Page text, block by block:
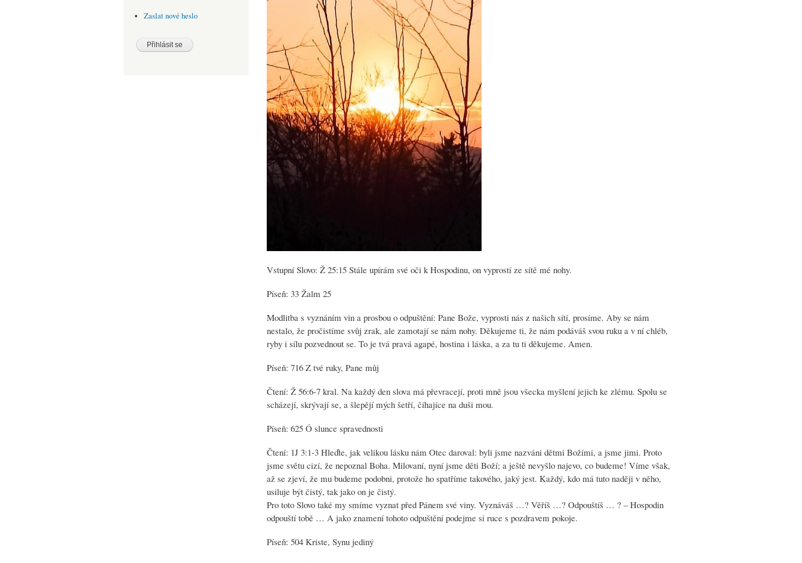
Zaslat nové heslo
Vstupní Slovo: Ž 25:15 Stále upírám své oči k Hospodinu, on vyprostí ze sítě mé nohy.
Píseň: 33 Žalm 25
Modlitba s vyznáním vin a prosbou o odpuštění: Pane Bože, vyprosti nás z našich sítí, prosíme. Aby se nám
nestalo, že pročistíme svůj zrak, ale zamotají se nám nohy. Děkujeme ti, že nám podáváš svou ruku a v ní chléb,
ryby i sílu pozvednout se. To je tvá pravá agapé, hostina i láska, a za tu ti děkujeme. Amen.
Píseň: 716 Z tvé ruky, Pane můj
Čtení: Ž 56:6-7 kral. Na každý den slova má převracejí, proti mně jsou všecka myšlení jejich ke zlému. Spolu se
scházejí, skrývají se, a šlepějí mých šetří, číhajíce na duši mou.
Píseň: 625 Ó slunce spravednosti
Čtení: 1J 3:1-3 Hleďte, jak velikou lásku nám Otec daroval: byli jsme nazváni dětmi Božími, a jsme jimi. Proto
jsme světu cizí, že nepoznal Boha. Milovaní, nyní jsme děti Boží; a ještě nevyšlo najevo, co budeme! Víme však,
až se zjeví, že mu budeme podobni, protože ho spatříme takového, jaký jest. Každý, kdo má tuto naději v něho,
usiluje být čistý, tak jako on je čistý.
Pro toto Slovo také my smíme vyznat před Pánem své viny. Vyznáváš …? Věříš …? Odpouštíš … ? – Hospodin
odpouští tobě … A jako znamení tohoto odpuštění podejme si ruce s pozdravem pokoje.
Píseň: 504 Kriste, Synu jediný